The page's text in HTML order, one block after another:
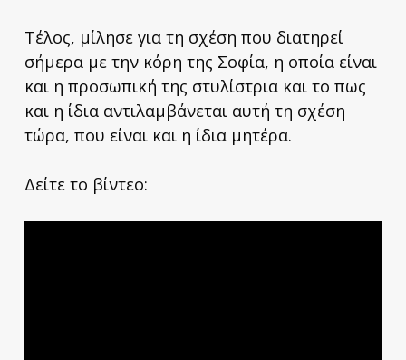
Τέλος, μίλησε για τη σχέση που διατηρεί
σήμερα με την κόρη της Σοφία, η οποία είναι
και η προσωπική της στυλίστρια και το πως
και η ίδια αντιλαμβάνεται αυτή τη σχέση
τώρα, που είναι και η ίδια μητέρα.
Δείτε το βίντεο: